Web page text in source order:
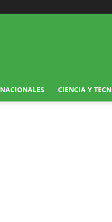
NACIONALES CIENCIA Y